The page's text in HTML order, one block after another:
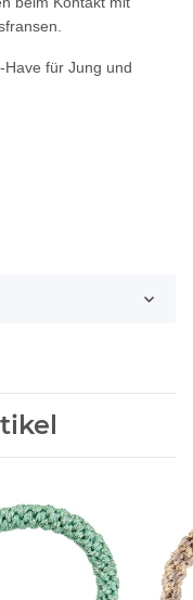
für Jung und